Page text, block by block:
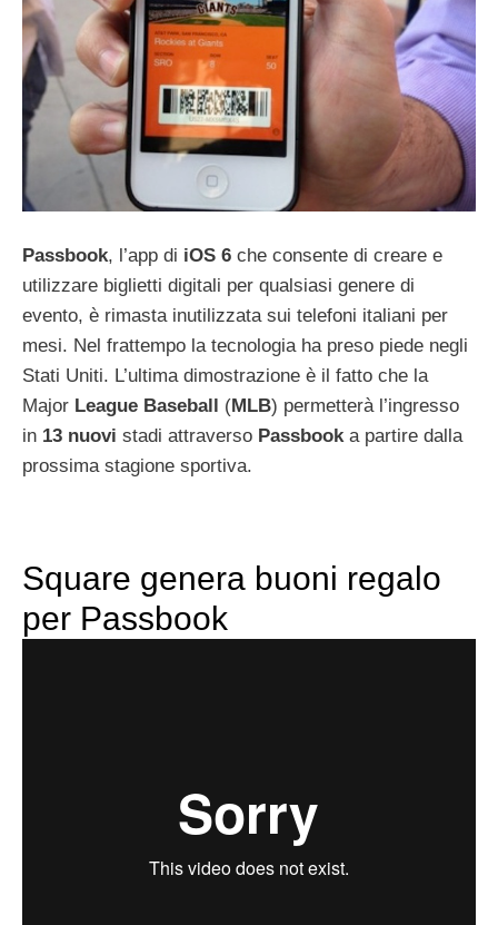
Passbook, l’app di iOS 6 che consente di creare e
utilizzare biglietti digitali per qualsiasi genere di
evento, è rimasta inutilizzata sui telefoni italiani per
mesi. Nel frattempo la tecnologia ha preso piede negli
Stati Uniti. L’ultima dimostrazione è il fatto che la
Major League Baseball (MLB) permetterà l’ingresso
in 13 nuovi stadi attraverso Passbooka partire dalla
prossima stagione sportiva.
Square genera buoni regalo
per Passbook